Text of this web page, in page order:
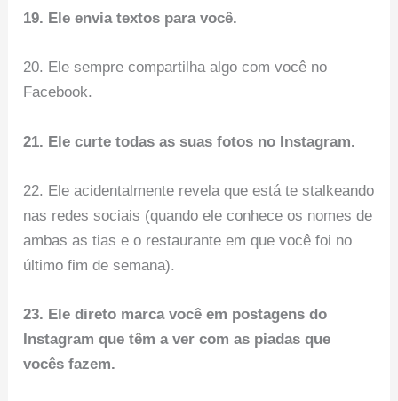
19. Ele envia textos para você.
20. Ele sempre compartilha algo com você no
Facebook.
21. Ele curte todas as suas fotos no Instagram.
22. Ele acidentalmente revela que está te stalkeando
nas redes sociais (quando ele conhece os nomes de
ambas as tias e o restaurante em que você foi no
último fim de semana).
23. Ele direto marca você em postagens do
Instagram que têm a ver com as piadas que
vocês fazem.